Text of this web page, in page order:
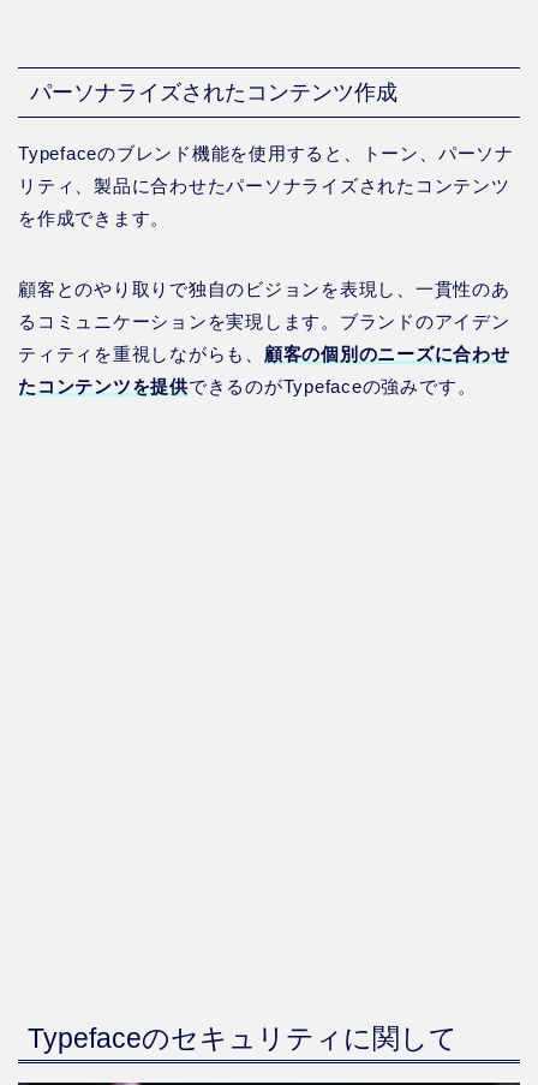
パーソナライズされたコンテンツ作成
Typefaceのブレンド機能を使用すると、トーン、パーソナ
リティ、製品に合わせたパーソナライズされたコンテンツ
を作成できます。
顧客とのやり取りで独自のビジョンを表現し、一貫性のあ
るコミュニケーションを実現します。ブランドのアイデン
ティティを重視しながらも、 顧客の個別のニーズに合わせ
たコンテンツを提供できるのがTypefaceの強みです。
Typefaceのセキュリティに関して